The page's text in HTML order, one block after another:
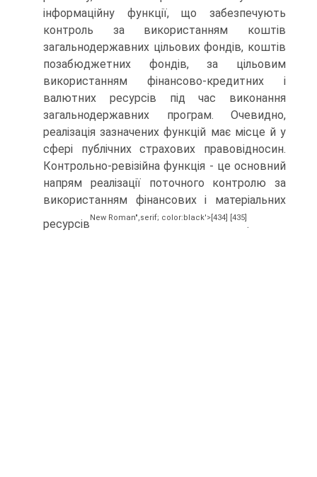
інформаційну функ­ції, що забезпечують
контроль за використанням коштів
загально­державних цільових фондів, коштів
позабюджетних фондів, за цільовим
використанням фінансово-кредитних і
валютних ресурсів під час виконання
загальнодержавних програм. Очевидно,
реалізація зазначених функцій має місце й у
сфері публічних страхових правовідносин.
Контрольно-ревізійна функція - це основний
напрям реалізації поточного контролю за
використанням фінансових і мате­ріальних
ресурсів
New Roman",serif; color:black'>[434] [435]
.